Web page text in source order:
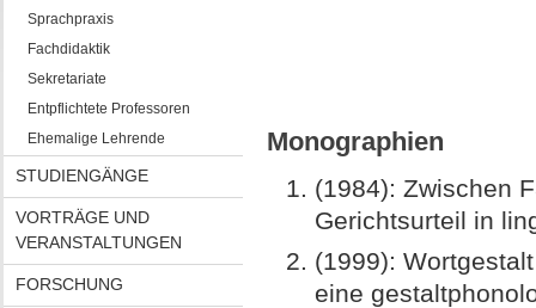
Sprachpraxis
Fachdidaktik
Sekretariate
Entpflichtete Professoren
Ehemalige Lehrende
STUDIENGÄNGE
VORTRÄGE UND
VERANSTALTUNGEN
FORSCHUNG
Monographien
(1984): Zwischen
Gerichtsurteil in
(1999):
eine